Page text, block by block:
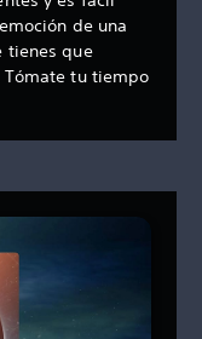
de una
tienes que
tu tiempo